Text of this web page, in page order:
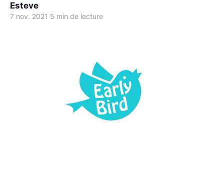
Esteve
7 nov. 2021 5 min de lecture